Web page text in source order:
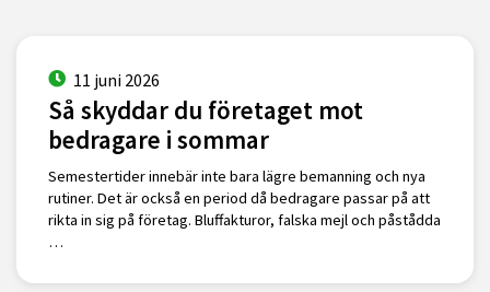
11 juni 2026
Så skyddar du företaget mot
bedragare i sommar
Semestertider innebär inte bara lägre bemanning och nya
rutiner. Det är också en period då bedragare passar på att
rikta in sig på företag. Bluffakturor, falska mejl och påstådda
…